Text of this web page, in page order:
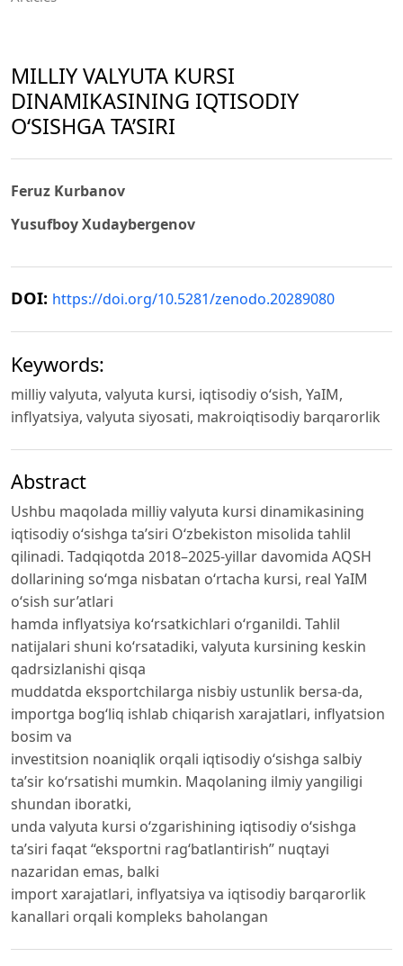
MILLIY VALYUTA KURSI
DINAMIKASINING IQTISODIY
O‘SISHGA TA’SIRI
Feruz Kurbanov
Yusufboy Xudaybergenov
DOI: https://doi.org/10.5281/zenodo.20289080
Keywords:
milliy valyuta, valyuta kursi, iqtisodiy o‘sish, YaIM,
inflyatsiya, valyuta siyosati, makroiqtisodiy barqarorlik
Abstract
Ushbu maqolada milliy valyuta kursi dinamikasining
iqtisodiy o‘sishga ta’siri O‘zbekiston misolida tahlil
qilinadi. Tadqiqotda 2018–2025-yillar davomida AQSH
dollarining so‘mga nisbatan o‘rtacha kursi, real YaIM
o‘sish sur’atlari
hamda inflyatsiya ko‘rsatkichlari o‘rganildi. Tahlil
natijalari shuni ko‘rsatadiki, valyuta kursining keskin
qadrsizlanishi qisqa
muddatda eksportchilarga nisbiy ustunlik bersa-da,
importga bog‘liq ishlab chiqarish xarajatlari, inflyatsion
bosim va
investitsion noaniqlik orqali iqtisodiy o‘sishga salbiy
ta’sir ko‘rsatishi mumkin. Maqolaning ilmiy yangiligi
shundan iboratki,
unda valyuta kursi o‘zgarishining iqtisodiy o‘sishga
ta’siri faqat “eksportni rag‘batlantirish” nuqtayi
nazaridan emas, balki
import xarajatlari, inflyatsiya va iqtisodiy barqarorlik
kanallari orqali kompleks baholangan